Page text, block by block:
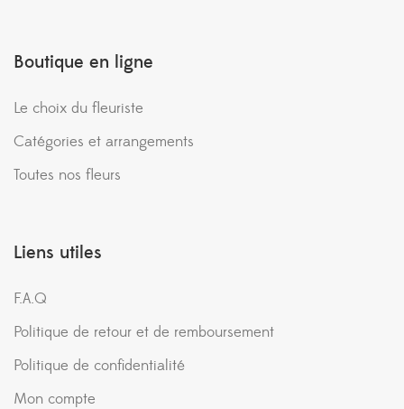
Boutique en ligne
Le choix du fleuriste
Catégories et arrangements
Toutes nos fleurs
Liens utiles
F.A.Q
Politique de retour et de remboursement
Politique de confidentialité
Mon compte